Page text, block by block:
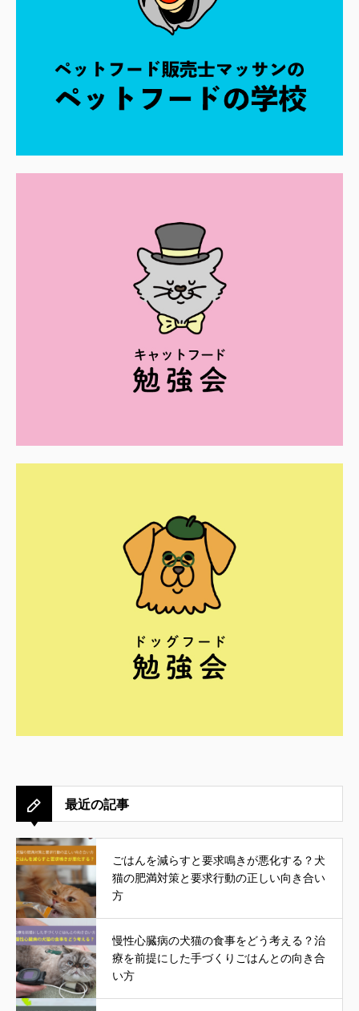
最近の記事
ごはんを減らすと要求鳴きが悪化する？犬
猫の肥満対策と要求行動の正しい向き合い
方
慢性心臓病の犬猫の食事をどう考える？治
療を前提にした手づくりごはんとの向き合
い方